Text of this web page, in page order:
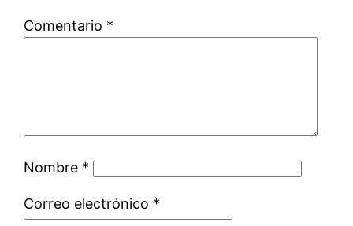
Comentario *
Nombre *
Correo electrónico *